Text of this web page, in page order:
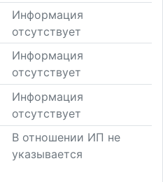
Информация
отсутствует
Информация
отсутствует
Информация
отсутствует
В отношении ИП не
указывается